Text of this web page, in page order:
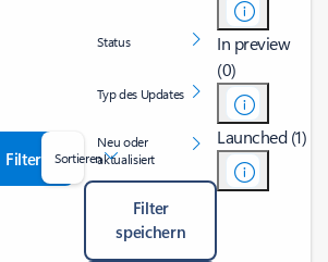
Filter Sortieren
Status
Typ des Updates
Neu oder
aktualisiert
Filter
speichern
In preview
(0)
Launched (1)